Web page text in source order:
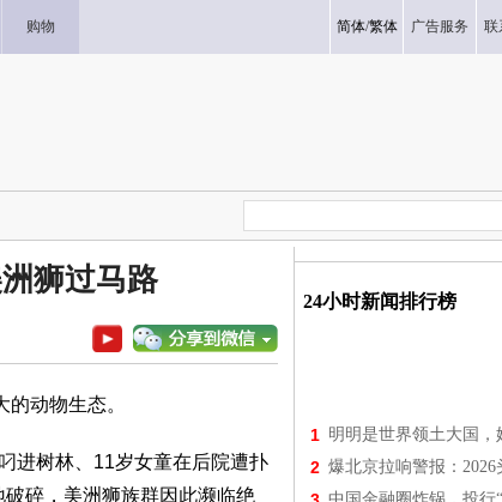
购物 简体/繁体 广告服务 联
狮过马路
动物生态。
进树林、11岁女童在后院遭扑
碎，美洲狮族群因此濒临绝
24小时新闻排行榜
1 明明是世界领土大国，
2 爆北京拉响警报：